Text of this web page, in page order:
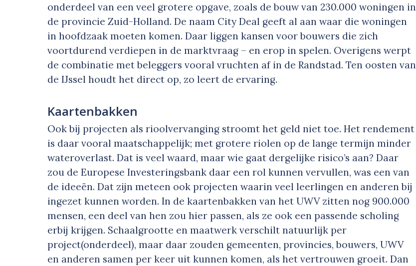
onderdeel van een veel grotere opgave, zoals de bouw van 230.000 woningen in
de provincie Zuid-Holland. De naam City Deal geeft al aan waar die woningen
in hoofdzaak moeten komen. Daar liggen kansen voor bouwers die zich
voortdurend verdiepen in de marktvraag – en erop in spelen. Overigens werpt
de combinatie met beleggers vooral vruchten af in de Randstad. Ten oosten van
de IJssel houdt het direct op, zo leert de ervaring.
Kaartenbakken
Ook bij projecten als rioolvervanging stroomt het geld niet toe. Het rendement
is daar vooral maatschappelijk; met grotere riolen op de lange termijn minder
wateroverlast. Dat is veel waard, maar wie gaat dergelijke risico’s aan? Daar
zou de Europese Investeringsbank daar een rol kunnen vervullen, was een van
de ideeën. Dat zijn meteen ook projecten waarin veel leerlingen en anderen bij
ingezet kunnen worden. In de kaartenbakken van het UWV zitten nog 900.000
mensen, een deel van hen zou hier passen, als ze ook een passende scholing
erbij krijgen. Schaalgrootte en maatwerk verschilt natuurlijk per
project(onderdeel), maar daar zouden gemeenten, provincies, bouwers, UWV
en anderen samen per keer uit kunnen komen, als het vertrouwen groeit. Dan